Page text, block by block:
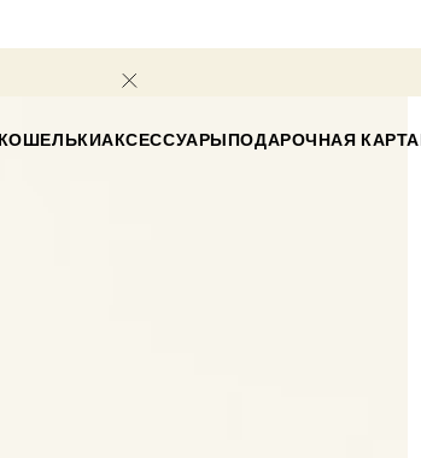
КОШЕЛЬКИАКСЕССУАРЫ ПОДАРОЧНАЯ КАРТА